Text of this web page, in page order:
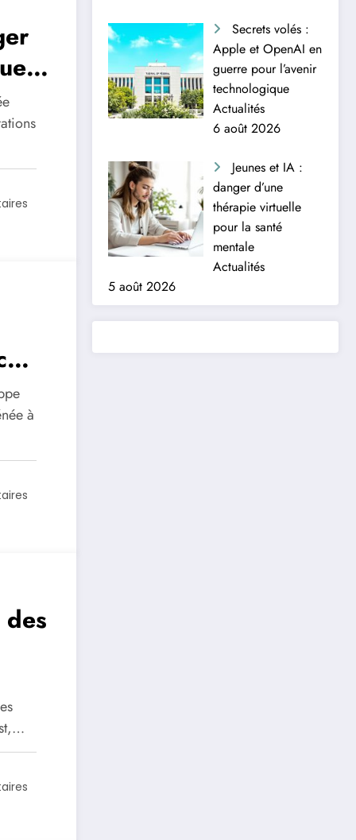
à
Secrets volés :
Apple et OpenAI en
guerre pour l’avenir
technologique
Actualités
6 août 2026
Jeunes et IA :
danger d’une
thérapie virtuelle
pour la santé
mentale
Actualités
5 août 2026